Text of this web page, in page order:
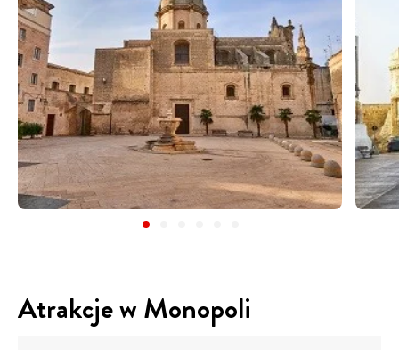
Atrakcje w Monopoli